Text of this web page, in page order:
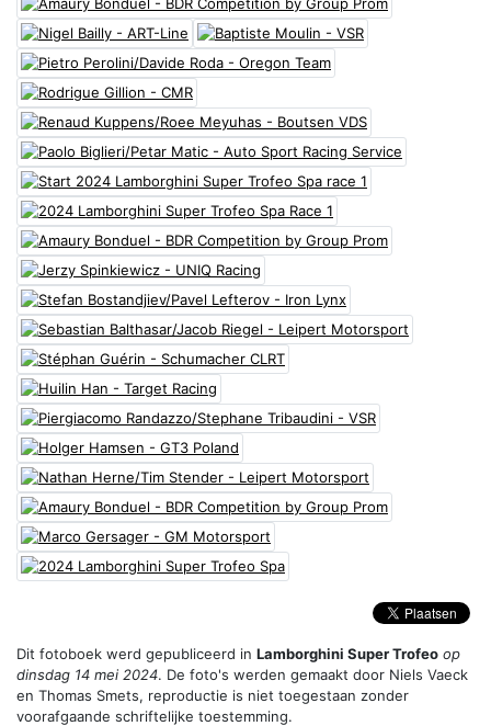
Dit fotoboek werd gepubliceerd in Lamborghini Super Trofeo op
dinsdag 14 mei 2024. De foto's werden gemaakt door Niels Vaeck
en Thomas Smets, reproductie is niet toegestaan zonder
voorafgaande schriftelijke toestemming.